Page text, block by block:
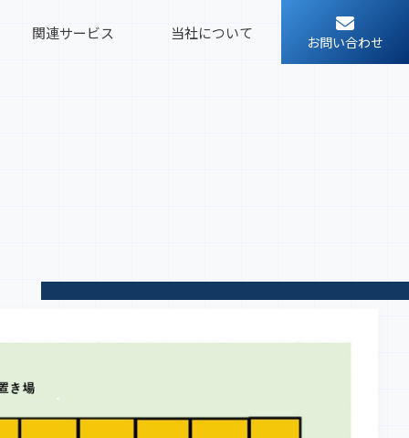
関連サービス 当社について お問い合わせ